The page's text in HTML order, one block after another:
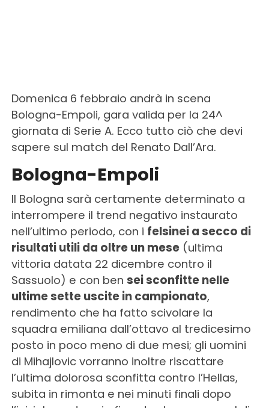
Domenica 6 febbraio andrà in scena
Bologna-Empoli, gara valida per la 24^
giornata di Serie A. Ecco tutto ciò che devi
sapere sul match del Renato Dall’Ara.
Bologna-Empoli
Il Bologna sarà certamente determinato a
interrompere il trend negativo instaurato
nell’ultimo periodo, con i felsinei a secco di
risultati utili da oltre un mese(ultima
vittoria datata 22 dicembre contro il
Sassuolo) e con ben sei sconfitte nelle
ultime sette uscite in campionato,
rendimento che ha fatto scivolare la
squadra emiliana dall’ottavo al tredicesimo
posto in poco meno di due mesi; gli uomini
di Mihajlovic vorranno inoltre riscattare
l’ultima dolorosa sconfitta contro l’Hellas,
subita in rimonta e nei minuti finali dopo